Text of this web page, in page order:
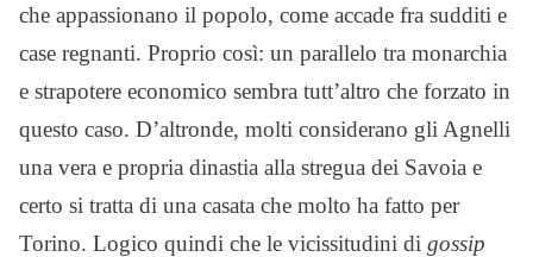
che appassionano il popolo, come accade fra sudditi e
case regnanti. Proprio così: un parallelo tra monarchia
e strapotere economico sembra tutt’altro che forzato in
questo caso. D’altronde, molti considerano gli Agnelli
una vera e propria dinastia alla stregua dei Savoia e
certo si tratta di una casata che molto ha fatto per
Torino. Logico quindi che le vicissitudini di gossip